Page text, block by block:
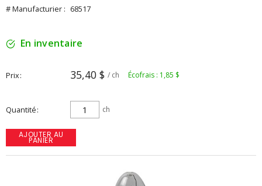
# Manufacturier : 68517
En inventaire
Prix 35,40 $ / ch Écofrais : 1,85 $
Quantité ch
AJOUTER AU
PANIER